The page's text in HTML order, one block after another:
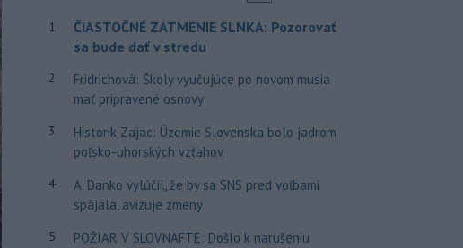
1
ČIASTOČNÉ ZATMENIE SLNKA: Pozorovať
sa bude dať v stredu
2
Fridrichová: Školy vyučujúce po novom musia
mať pripravené osnovy
3
Historik Zajac: Územie Slovenska bolo jadrom
poľsko-uhorských vzťahov
4
A. Danko vylúčil, že by sa SNS pred voľbami
spájala, avizuje zmeny
5
POŽIAR V SLOVNAFTE: Došlo k narušeniu